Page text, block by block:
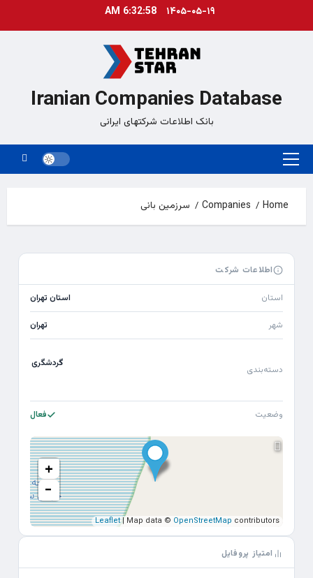
۱۴۰۵-۰۵-۱۹ 6:32:58 AM
Iranian Companies Database
بانک اطلاعات شرکتهای ایرانی
Primary
Home
Companies سرزمین بانی
اطلاعات شرکت
استان استان تهران
شهر تهران
دسته‌بندی
گردشگری
وضعیت فعال
+
−
Leaflet| Map data © OpenStreetMap contributors
امتیاز پروفایل